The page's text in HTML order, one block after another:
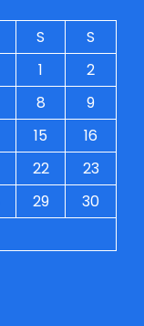
S
S
1
2
8
9
15
16
22
23
29
30